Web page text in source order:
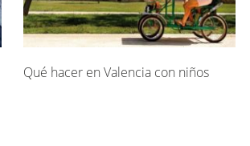
Qué hacer en Valencia con niños